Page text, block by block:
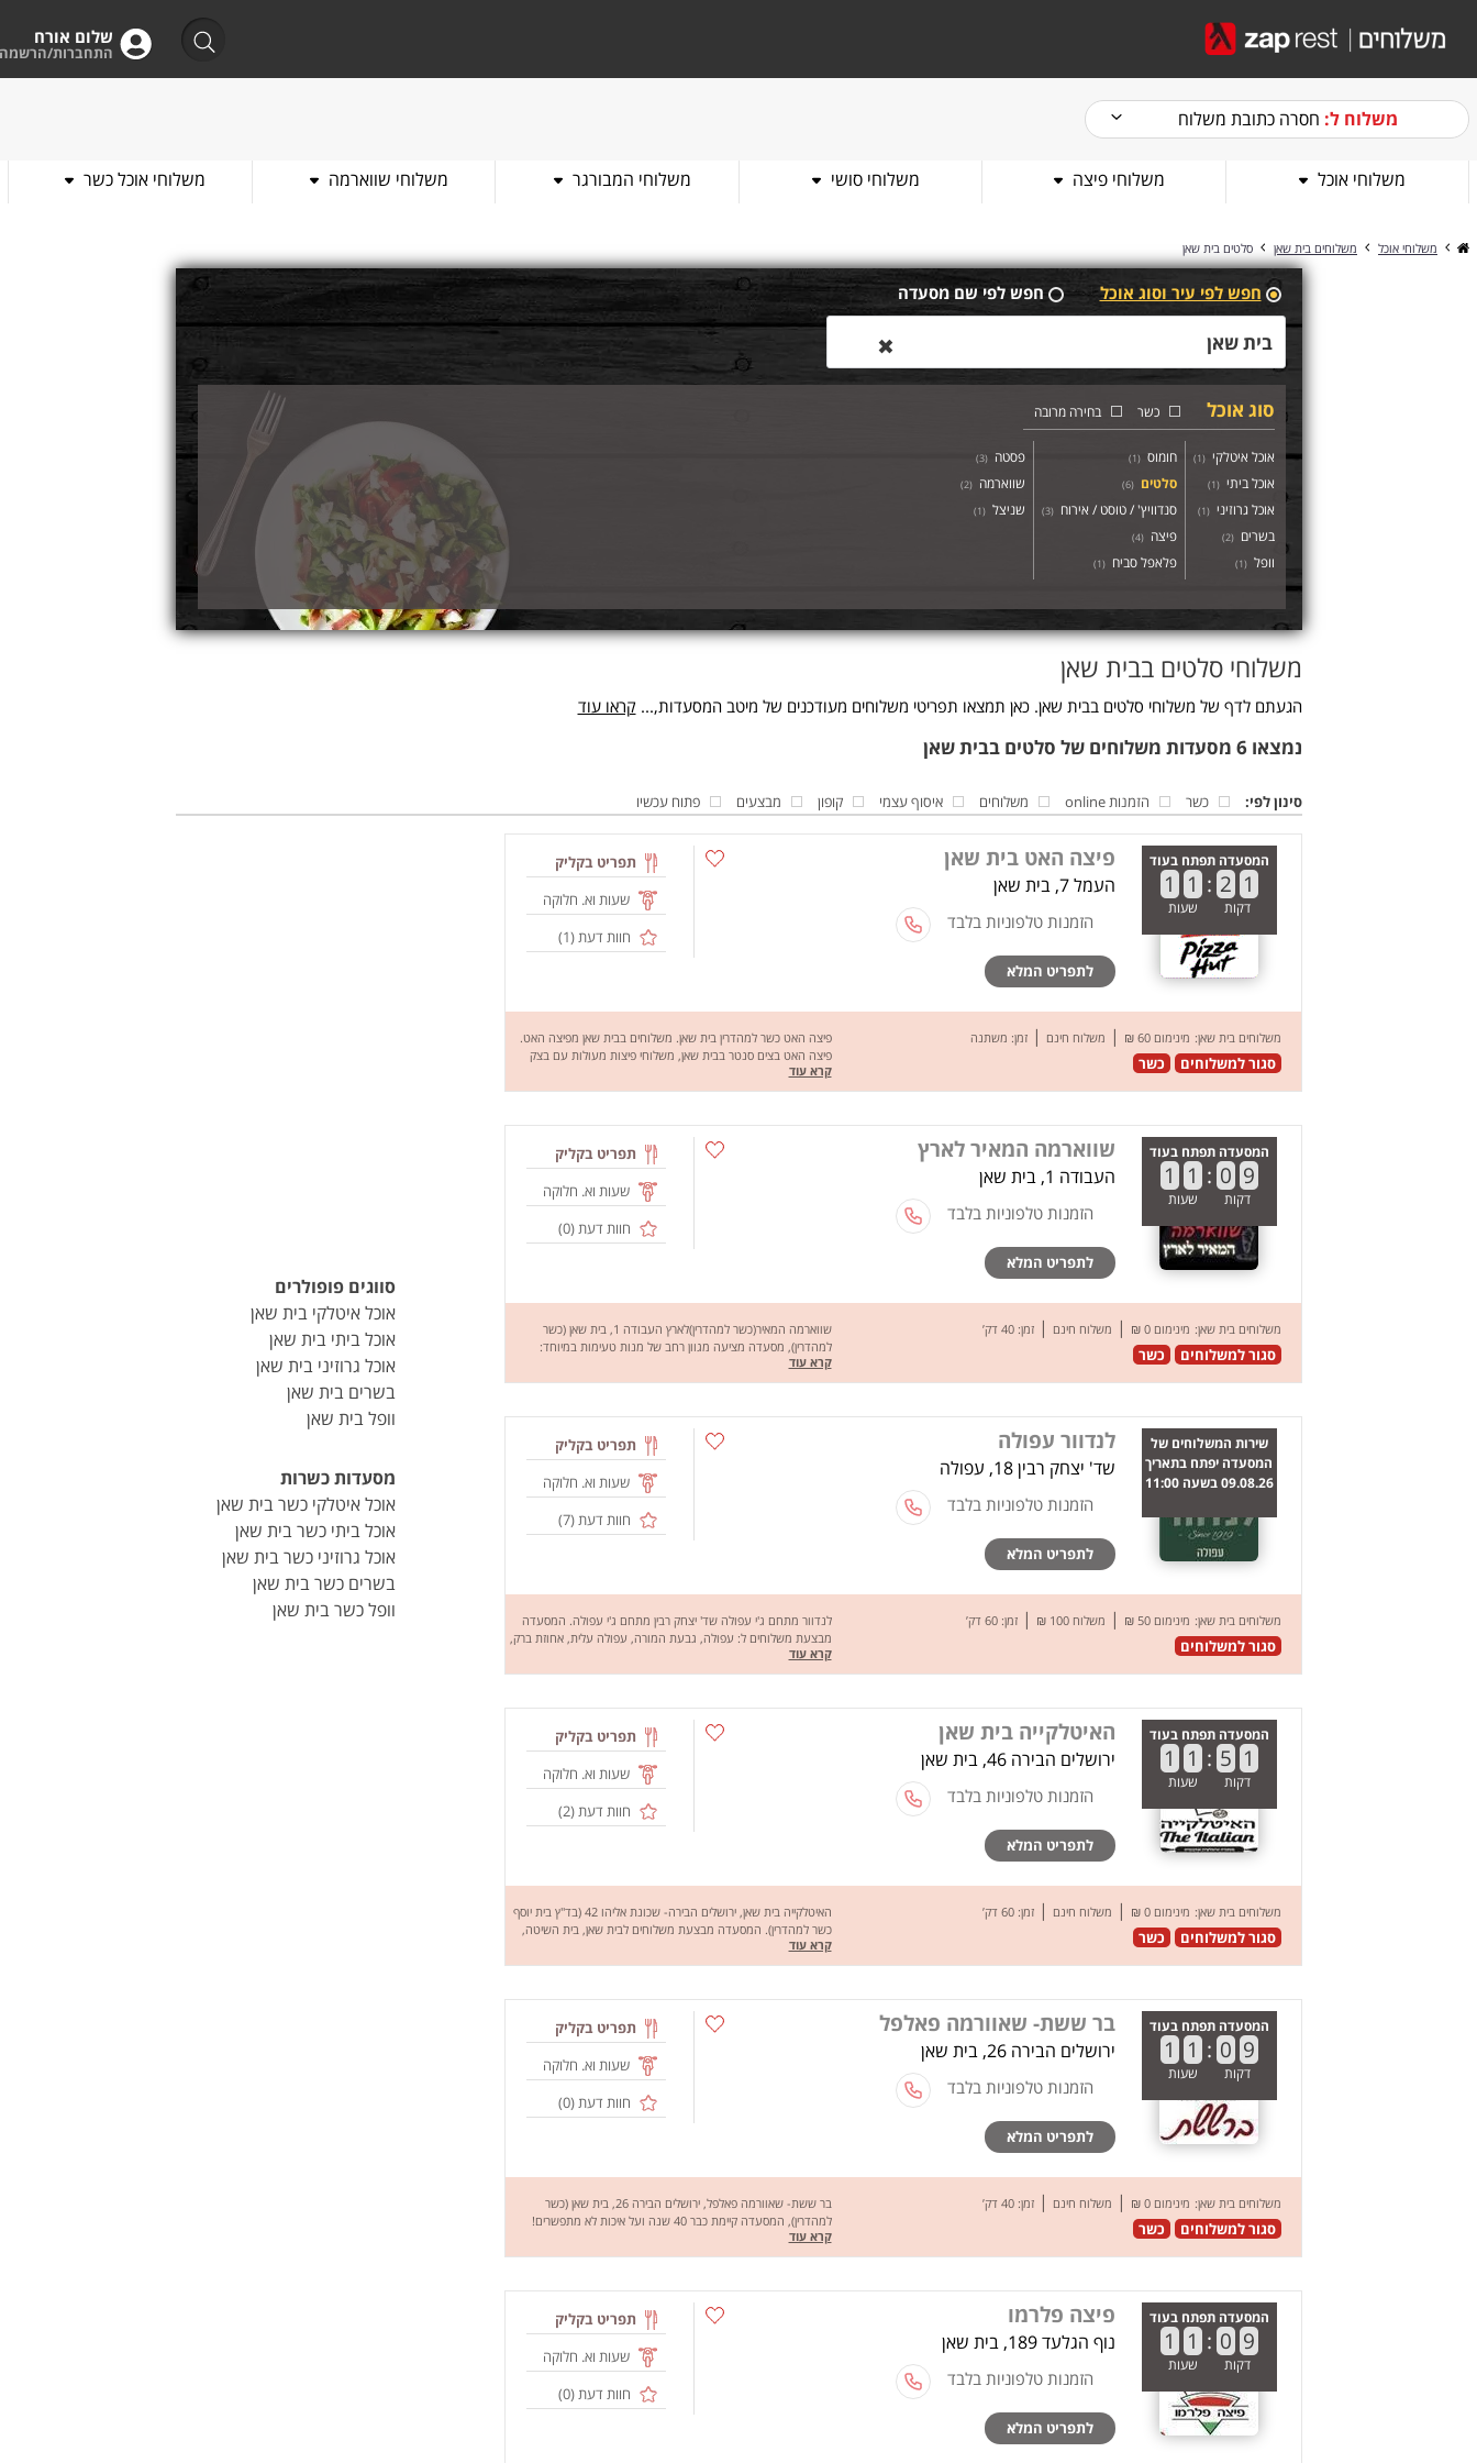
שלום אורח
התחברות/הרשמה
משלוח ל: חסרה כתובת משלוח
משלוחי אוכל משלוחי פיצה משלוחי סושי משלוחי המבורגר משלוחי שווארמה משלוחי אוכל כשר
משלוחי אוכל משלוחים בית שאן סלטים בית שאן
חפש לפי עיר וסוג אוכל חפש לפי שם מסעדה
✖
סוג אוכל כשר בחירה מרובה
אוכל איטלקי (
1
)
אוכל ביתי (
1
)
אוכל גרוזיני (
1
)
בשרים (
2
)
וופל (
1
)
חומוס (
1
)
סלטים (
6
)
סנדוויץ' / טוסט / אירוח (
3
)
פיצה (
4
)
פלאפל סביח (
1
)
פסטה (
3
)
שווארמה (
2
)
שניצל (
1
)
משלוחי סלטים בבית שאן
הגעתם לדף של משלוחי סלטים בבית שאן. כאן תמצאו תפריטי משלוחים מעודכנים של מיטב המסעדות,... קראו עוד
נמצאו 6 מסעדות משלוחים של סלטים בבית שאן
סינון לפי: כשר הזמנות online משלוחים איסוף עצמי קופון מבצעים פתוח עכשיו
המסעדה תפתח בעוד
1 1 : 2 1
דקות שעות
פיצה האט בית שאן
העמל 7, בית שאן
הזמנות טלפוניות בלבד
לתפריט המלא
תפריט בקליק
שעות וא. חלוקה
חוות דעת (1
)
משלוחים בית שאן: מינימום 60 ₪ | משלוח חינם | זמן: משתנה
סגור למשלוחים כשר
פיצה האט כשר למהדרין בית שאן. משלוחים בבית שאן מפיצה האט.
פיצה האט בצים סנטר בבית שאן, משלוחי פיצות מעולות עם בצק
עבה או דק לבחירת הלקוח, תוספות נהדרות ומגוונות על הפיצה
בתוספת תשלום. בנוסף לפיצות בפיצה האט בית שאן סלטים מירקות
קרא עוד
המסעדה תפתח בעוד
1 1 : 0 9
דקות שעות
שווארמה המאיר לארץ
העבודה 1, בית שאן
הזמנות טלפוניות בלבד
לתפריט המלא
תפריט בקליק
שעות וא. חלוקה
חוות דעת (0
)
משלוחים בית שאן: מינימום 0 ₪ | משלוח חינם | זמן: 40 דק’
סגור למשלוחים כשר
שווארמה המאיר(כשר למהדרין)לארץ העבודה 1, בית שאן (כשר
למהדרין), מסעדה מציעה מגוון רחב של מנות טעימות במיוחד:
שווארמה, פלאפל, שניצל, חזה עוף ופרגיות מהטעימים בארץ. שירות
אדיב ומוצרי גלם איכותיים וטריים. מחכים לכם לחוויה מהנה, שיהיה
קרא עוד
שירות המשלוחים של
המסעדה יפתח בתאריך
09.08.26 בשעה 11:00
לנדוור עפולה
שד' יצחק רבין 18, עפולה
הזמנות טלפוניות בלבד
לתפריט המלא
תפריט בקליק
שעות וא. חלוקה
חוות דעת (7
)
משלוחים בית שאן: מינימום 50 ₪ | משלוח 100 ₪ | זמן: 60 דק’
סגור למשלוחים
לנדוור מתחם ג'י עפולה שד' יצחק רבין מתחם ג'י עפולה. המסעדה
מבצעת משלוחים ל: עפולה, גבעת המורה, עפולה עלית, אחוזת ברק,
דברת, אלון תבור, עין דור, כפר קיש, מגידו ועוד. לנדוור מתחם ג'י
עפולה מציעה מגוון רחב של מנות טעימות במיוחד כמו: סלטים,
מהנה, שיהיה בתאבון !
קרא עוד
המסעדה תפתח בעוד
1 1 : 5 1
דקות שעות
האיטלקייה בית שאן
ירושלים הבירה 46, בית שאן
הזמנות טלפוניות בלבד
לתפריט המלא
תפריט בקליק
שעות וא. חלוקה
חוות דעת (2
)
משלוחים בית שאן: מינימום 0 ₪ | משלוח חינם | זמן: 60 דק’
סגור למשלוחים כשר
האיטלקייה בית שאן, ירושלים הבירה- שכונת אליהו 42 (בד"ץ בית יוסף
כשר למהדרין). המסעדה מבצעת משלוחים לבית שאן, בית השיטה,
בית אלפא, קיבוץ חפציבה, ניר דוד, רשפים, טירת צבי, קיבוץ שדה
אליהו ועוד.. מסעדת האיטלקייה מציעה מגוון רחב של מנות טעימות
פסטות,וופל בלגי, פנקייק ועוד.. מחכים לכם לחוויה מהנה, שיהיה
קרא עוד
המסעדה תפתח בעוד
1 1 : 0 9
דקות שעות
בר ששת- שאוורמה פאלפל
ירושלים הבירה 26, בית שאן
הזמנות טלפוניות בלבד
לתפריט המלא
תפריט בקליק
שעות וא. חלוקה
חוות דעת (0
)
משלוחים בית שאן: מינימום 0 ₪ | משלוח חינם | זמן: 40 דק’
סגור למשלוחים כשר
בר ששת- שאוורמה פאלפל, ירושלים הבירה 26, בית שאן (כשר
למהדרין), המסעדה קיימת כבר 40 שנה ועל איכות לא מתפשרים!
המסעדה מבצעת משלוחים לבית שאן, קיבוץ מסילות, ניר דוד,
חפציבה, בית אלפא, שדה אליהו, חמדיה, עין הנציב, טירת צבי, שדה
בבאגט ובחמגשית, פלאפל ושאוורמה בליווי מגוון של 26 סלטים,
חמוצים, רטבים וצ'יפס. מחכים לכם לחוויה מהנה, שיהיה בתיאבון!
קרא עוד
המסעדה תפתח בעוד
1 1 : 0 9
דקות שעות
פיצה פלרמו
נוף הגלעד 189, בית שאן
הזמנות טלפוניות בלבד
לתפריט המלא
תפריט בקליק
שעות וא. חלוקה
חוות דעת (0
)
סווגים פופולרים
אוכל איטלקי בית שאן
אוכל ביתי בית שאן
אוכל גרוזיני בית שאן
בשרים בית שאן
וופל בית שאן
מסעדות כשרות
אוכל איטלקי כשר בית שאן
אוכל ביתי כשר בית שאן
אוכל גרוזיני כשר בית שאן
בשרים כשר בית שאן
וופל כשר בית שאן